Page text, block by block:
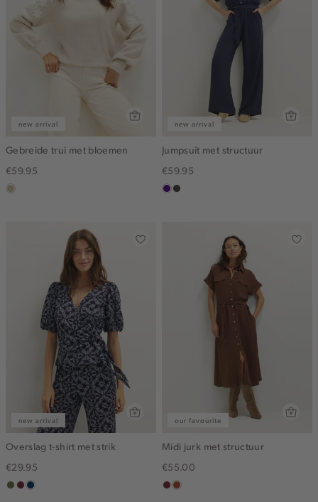
new arrival
Gebreide trui met bloemen
€59.95
lichtzand
new arrival
Jumpsuit met structuur
€59.95
indigochoco
new arrival
Overslag t-shirt met strik
€29.95
groen,
brique
donkerblauw
our favourite
Midi jurk met structuur
€55.00
bordeaux
bruin